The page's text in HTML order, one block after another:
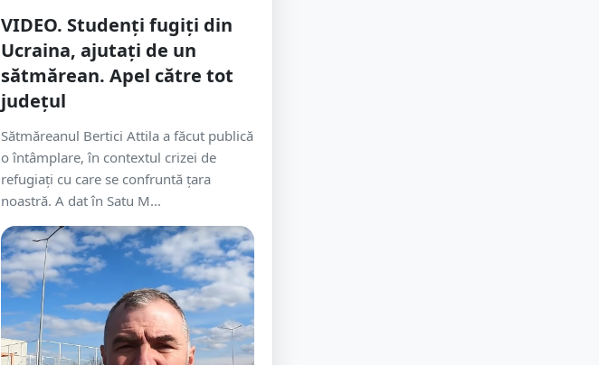
VIDEO. Studenți fugiți din
Ucraina, ajutați de un
sătmărean. Apel către tot
județul
Sătmăreanul Bertici Attila a făcut publică
o întâmplare, în contextul crizei de
refugiați cu care se confruntă țara
noastră. A dat în Satu M...